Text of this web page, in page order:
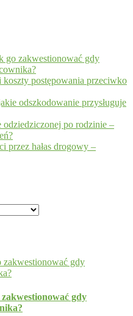
go zakwestionować gdy
koszty postępowania przeciwko
odszkodowanie przysługuje
odziedziczonej po rodzinie –
przez hałas drogowy –
gdy